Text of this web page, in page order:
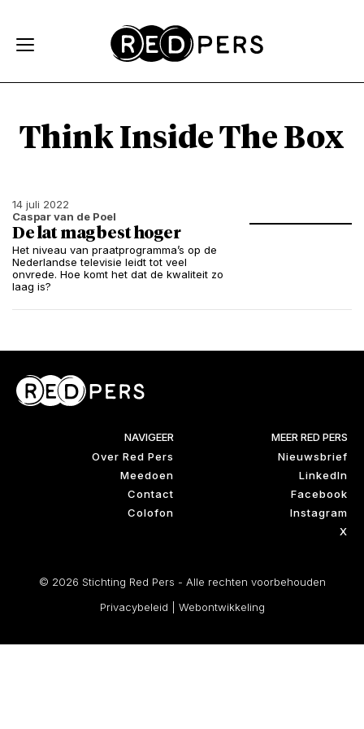
Think Inside The Box
14 juli 2022
Caspar van de Poel
De lat mag best hoger
Het niveau van praatprogramma’s op de
Nederlandse televisie leidt tot veel
onvrede. Hoe komt het dat de kwaliteit zo
laag is?
NAVIGEER
Over Red Pers
Meedoen
Contact
Colofon
MEER RED PERS
Nieuwsbrief
LinkedIn
Facebook
Instagram
X
© 2026 Stichting Red Pers - Alle rechten voorbehouden
Privacybeleid
Webontwikkeling